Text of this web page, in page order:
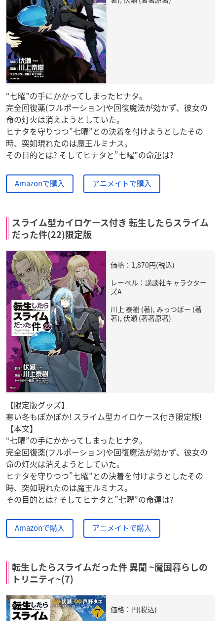
“七曜”の手にかかってしまったヒナタ。
完全回復薬(フルポーション)や回復魔法が効かず、彼女の
命の灯火は消えようとしていた。
ヒナタを守りつつ”七曜”との決着を付けようとしたその
時、突如現れたのは魔王ルミナス。
その目的とは? そしてヒナタと”七曜”の命運は?
Amazonで購入 アニメイトで購入
スライム型カイロケース付き 転生したらスライム
だった件(22)限定版
価格：1,870円(税込)
レーベル：講談社キャラクター
ズA
川上 泰樹 (著), みっつばー (著
著), 伏瀬 (著著原著)
【限定版グッズ】
寒い冬もぽかぽか! スライム型カイロケース付き限定版!
【本文】
“七曜”の手にかかってしまったヒナタ。
完全回復薬(フルポーション)や回復魔法が効かず、彼女の
命の灯火は消えようとしていた。
ヒナタを守りつつ”七曜”との決着を付けようとしたその
時、突如現れたのは魔王ルミナス。
その目的とは? そしてヒナタと”七曜”の命運は?
Amazonで購入 アニメイトで購入
転生したらスライムだった件 異聞 ~魔国暮らしの
トリニティ~(7)
価格：円(税込)